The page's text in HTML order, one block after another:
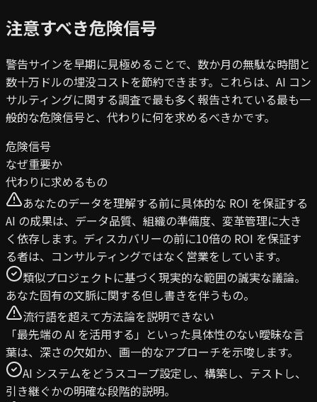
注意すべき危険信号
警告サインを早期に見極めることで、数か月の無駄な時間と
数十万ドルの埋没コストを節約できます。これらは、AI コン
サルティングに関する調査で最も多く報告されている最も一
般的な危険信号と、代わりに何を求めるべきかです。
危険信号
なぜ重要か
代わりに求めるもの
あなたのデータを理解する前に具体的な ROI を保証する
AI の成果は、データ品質、組織の準備度、変革管理に大き
く依存します。ディスカバリーの前に10倍の ROI を保証す
る者は、コンサルティングではなく営業をしています。
類似プロジェクトに基づく現実的な範囲の誠実な議論。
あなた固有の文脈に関する但し書きを伴うもの。
流行語を超えて方法論を説明できない
「最先端の AI を活用する」といった具体性のない曖昧な言
葉は、深さの欠如か、画一的なアプローチを示唆します。
AI システムをどうスコープ設定し、構築し、テストし、
引き継ぐかの明確な段階的説明。